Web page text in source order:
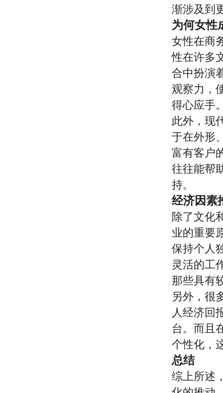
渐涉及到
为何女性
女性在商
性在许多
合中扮演
观察力，
得心应手
此外，现
于在外形
富有客户
往往能帮
持。
经济因素
除了文化
业的重要
保持个人
灵活的工
那些具有
另外，很
人经济回
台。而且
个性化，
总结
综上所述